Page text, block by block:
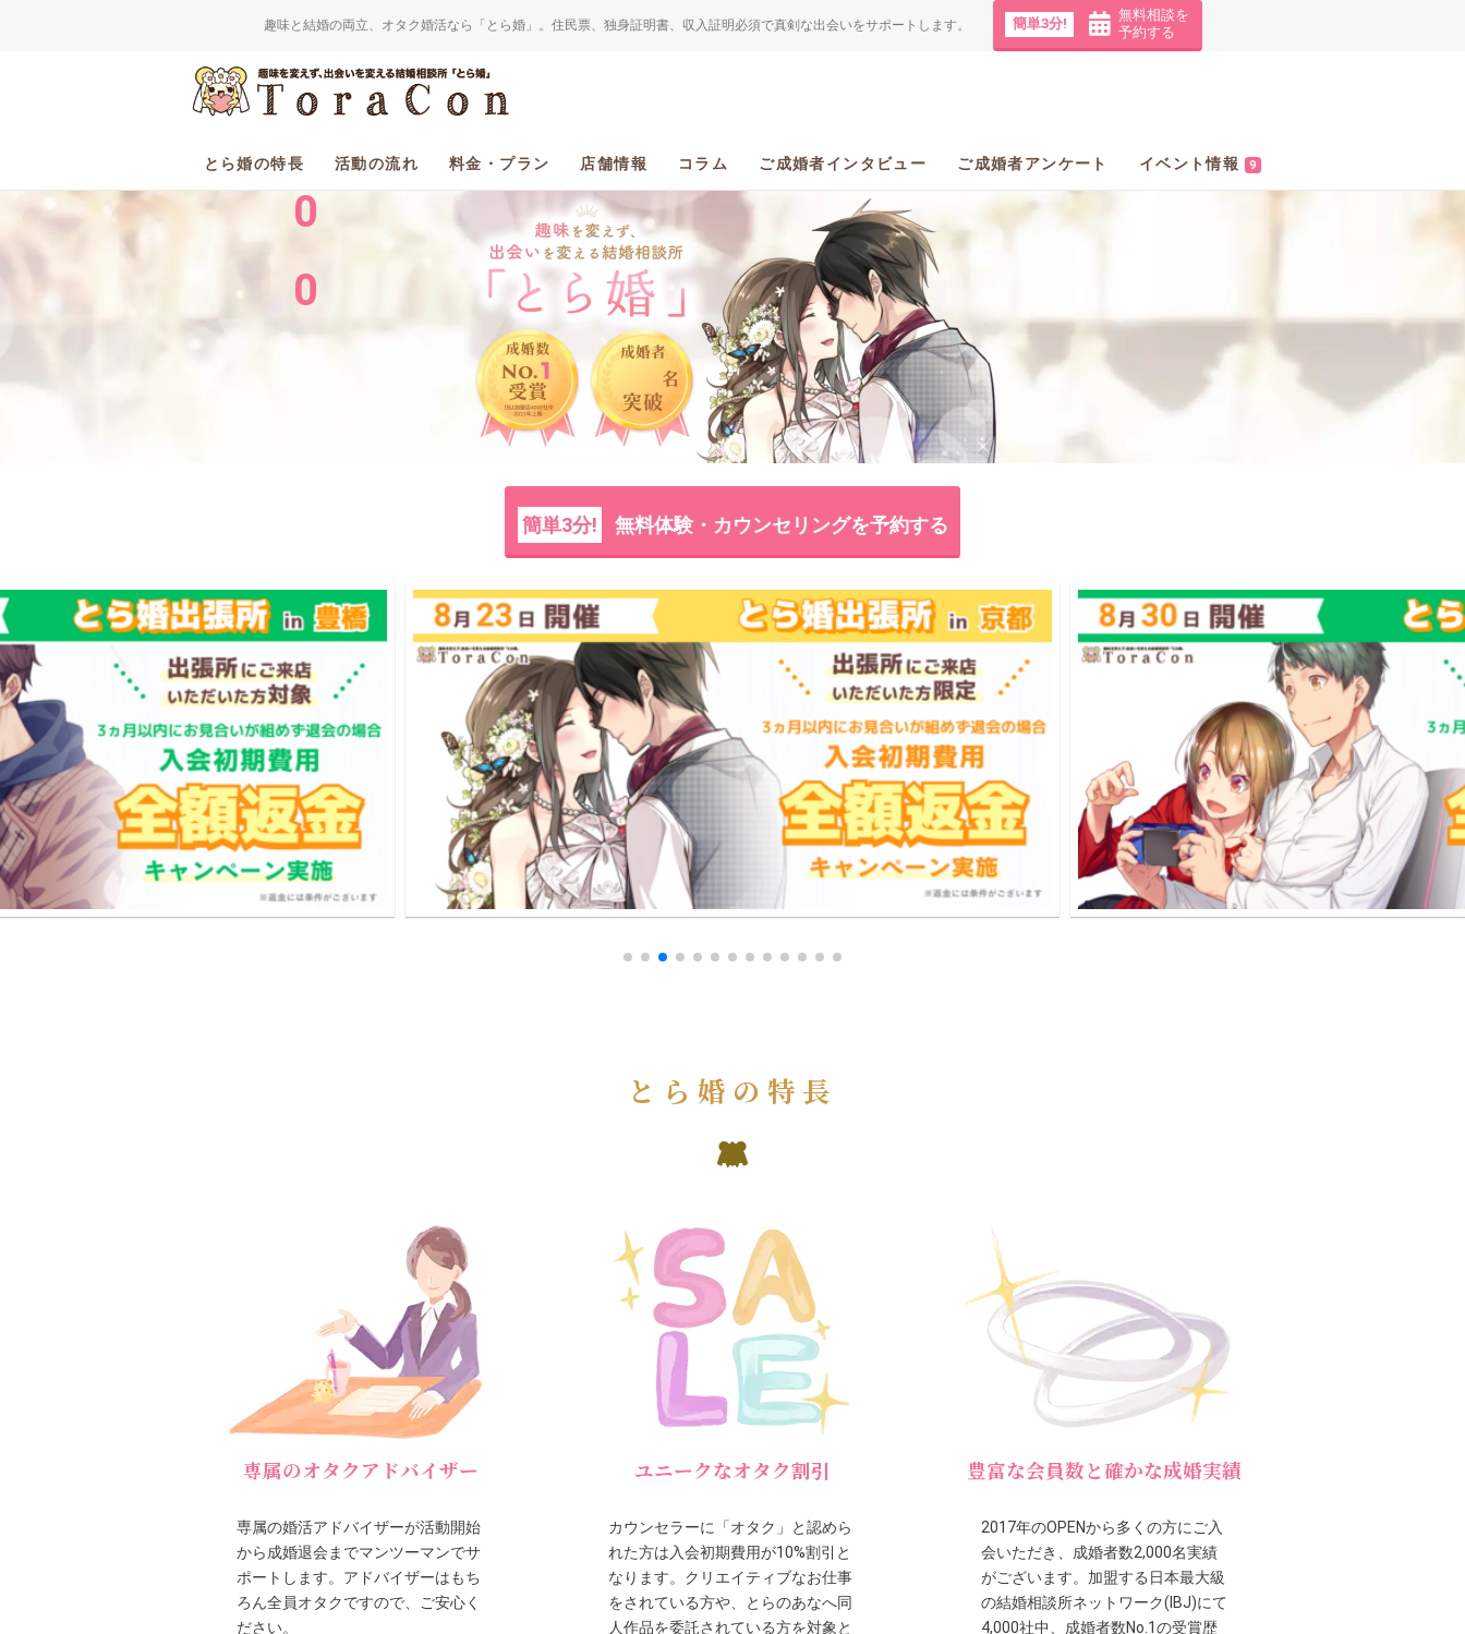
趣味と結婚の両立、オタク婚活なら「とら婚」。住民票、独身証明書、収入証明必須で真剣な出会いをサポートします。 簡単3分!
無料相談を
予約する
とら婚の特長 活動の流れ 料金・プラン 店舗情報 コラム ご成婚者インタビュー ご成婚者アンケート イベント情報 9
2
0
0
0
簡単3分! 無料体験・カウンセリングを予約する
とら婚の特長
専属のオタクアドバイザー
専属の婚活アドバイザーが活動開始
から成婚退会までマンツーマンでサ
ポートします。アドバイザーはもち
ろん全員オタクですので、ご安心く
ださい。
ユニークなオタク割引
カウンセラーに「オタク」と認めら
れた方は入会初期費用が10%割引と
なります。クリエイティブなお仕事
をされている方や、とらのあなへ同
人作品を委託されている方を対象と
豊富な会員数と確かな成婚実績
2017年のOPENから多くの方にご入
会いただき、成婚者数2,000名実績
がございます。加盟する日本最大級
の結婚相談所ネットワーク(IBJ)にて
4,000社中、成婚者数No.1の受賞歴